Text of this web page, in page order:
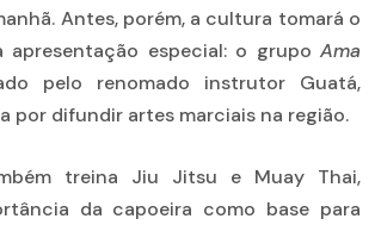
Antes, porém, a cultura tomará o
apresentação especial: o grupo Ama
pelo renomado instrutor Guatá,
por difundir artes marciais na região.
treina Jiu Jitsu e Muay Thai,
da capoeira como base para